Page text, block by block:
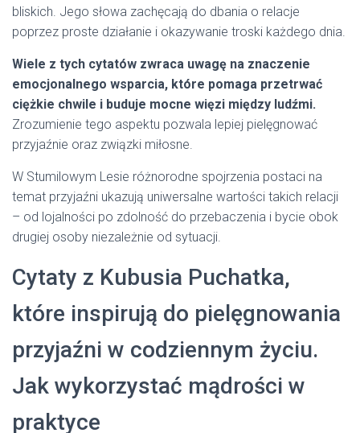
bliskich. Jego słowa zachęcają do dbania o relacje
poprzez proste działanie i okazywanie troski każdego dnia.
Wiele z tych cytatów zwraca uwagę na znaczenie
emocjonalnego wsparcia, które pomaga przetrwać
ciężkie chwile i buduje mocne więzi między ludźmi.
Zrozumienie tego aspektu pozwala lepiej pielęgnować
przyjaźnie oraz związki miłosne.
W Stumilowym Lesie różnorodne spojrzenia postaci na
temat przyjaźni ukazują uniwersalne wartości takich relacji
– od lojalności po zdolność do przebaczenia i bycie obok
drugiej osoby niezależnie od sytuacji.
Cytaty z Kubusia Puchatka,
które inspirują do pielęgnowania
przyjaźni w codziennym życiu.
Jak wykorzystać mądrości w
praktyce